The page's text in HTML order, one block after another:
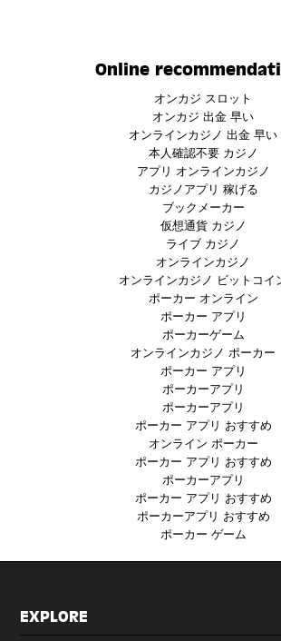
Online
オンカジ スロット
オンカジ 出金 早い
オンラインカジノ 出金 早い
本人確認不要 カジノ
アプリ オンラインカジノ
カジノアプリ 稼げる
ブックメーカー
仮想通貨 カジノ
ライブ カジノ
オンラインカジノ
オンラインカジノ ビットコイ
ポーカー オンライン
ポーカー アプリ
ポーカーゲーム
オンラインカジノ ポーカー
ポーカー アプリ
ポーカーアプリ
ポーカーアプリ
ポーカー アプリ おすすめ
オンライン ポーカー
ポーカー アプリ おすすめ
ポーカーアプリ
ポーカー アプリ おすすめ
ポーカーアプリ おすすめ
ポーカー ゲーム
EXPLORE